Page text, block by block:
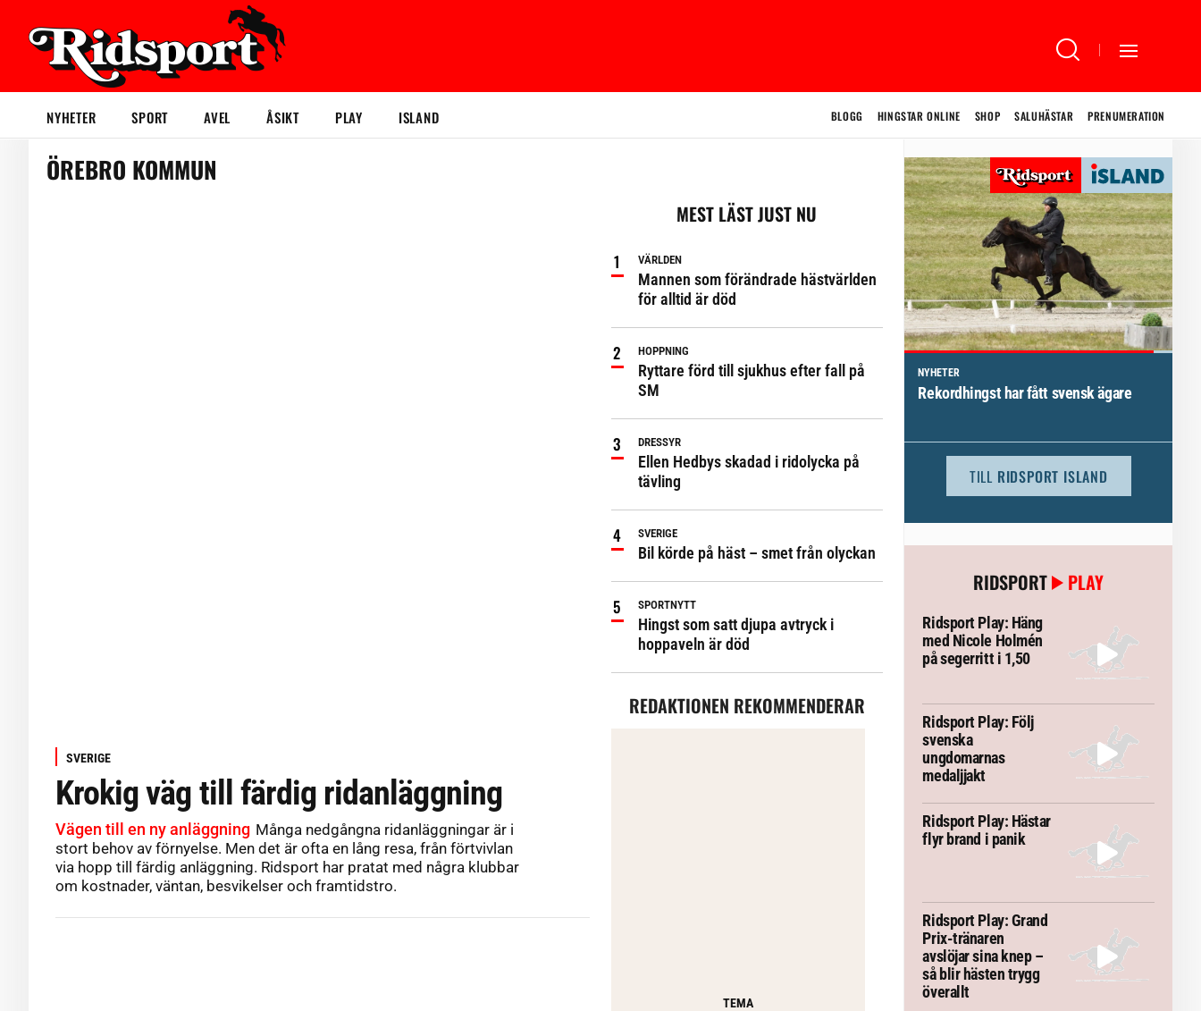
NYHETER SPORT AVEL ÅSIKT PLAY ISLAND BLOGG HINGSTAR ONLINE SHOP SALUHÄSTAR PRENUMERATION
ÖREBRO KOMMUN
SVERIGE
Krokig väg till färdig ridanläggning
Vägen till en ny anläggning Många nedgångna ridanläggningar är i
stort behov av förnyelse. Men det är ofta en lång resa, från förtvivlan
via hopp till färdig anläggning. Ridsport har pratat med några klubbar
om kostnader, väntan, besvikelser och framtidstro.
MEST LÄST JUST NU
VÄRLDEN
Mannen som förändrade hästvärlden
för alltid är död
HOPPNING
Ryttare förd till sjukhus efter fall på
SM
DRESSYR
Ellen Hedbys skadad i ridolycka på
tävling
SVERIGE
Bil körde på häst – smet från olyckan
SPORTNYTT
Hingst som satt djupa avtryck i
hoppaveln är död
REDAKTIONEN REKOMMENDERAR
TEMA
NYHETER
Rekordhingst har fått svensk ägare
TILL RIDSPORT ISLAND
RIDSPORT PLAY
Ridsport Play: Häng
med Nicole Holmén
på segerritt i 1,50
Ridsport Play: Följ
svenska
ungdomarnas
medaljjakt
Ridsport Play: Hästar
flyr brand i panik
Ridsport Play: Grand
Prix-tränaren
avslöjar sina knep –
så blir hästen trygg
överallt